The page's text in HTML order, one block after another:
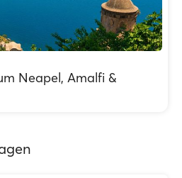
Neapel, Amalfi &